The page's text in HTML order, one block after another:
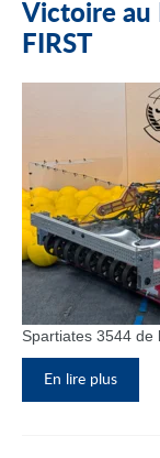
Victoire au
FIRST
Spartiates 3544 de
En lire plus